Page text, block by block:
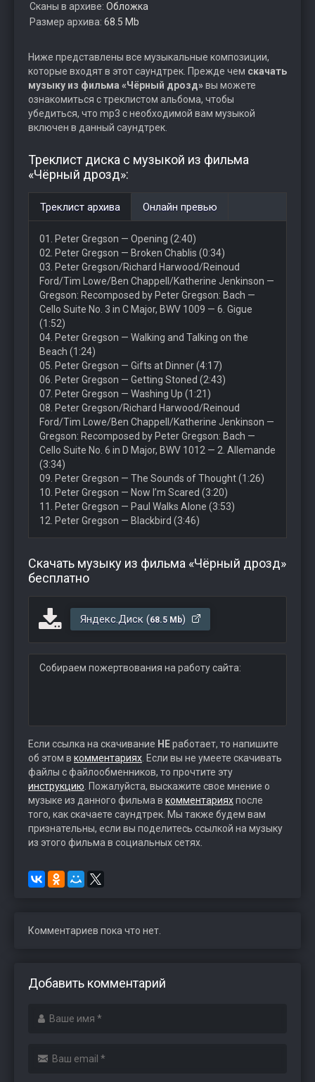
Сканы в архиве: Обложка
Размер архива: 68.5 Mb
Ниже представлены все музыкальные композиции,
которые входят в этот саундтрек. Прежде чем скачать
музыку из фильма «Чёрный дрозд»вы можете
ознакомиться с треклистом альбома, чтобы
убедиться, что mp3 с необходимой вам музыкой
включен в данный саундтрек.
Треклист диска с музыкой из фильма
«Чёрный дрозд»:
Треклист архива Онлайн превью
01. Peter Gregson — Opening (2:40)
02. Peter Gregson — Broken Chablis (0:34)
03. Peter Gregson/Richard Harwood/Reinoud
Ford/Tim Lowe/Ben Chappell/Katherine Jenkinson —
Gregson: Recomposed by Peter Gregson: Bach —
Cello Suite No. 3 in C Major, BWV 1009 — 6. Gigue
(1:52)
04. Peter Gregson — Walking and Talking on the
Beach (1:24)
05. Peter Gregson — Gifts at Dinner (4:17)
06. Peter Gregson — Getting Stoned (2:43)
07. Peter Gregson — Washing Up (1:21)
08. Peter Gregson/Richard Harwood/Reinoud
Ford/Tim Lowe/Ben Chappell/Katherine Jenkinson —
Gregson: Recomposed by Peter Gregson: Bach —
Cello Suite No. 6 in D Major, BWV 1012 — 2. Allemande
(3:34)
09. Peter Gregson — The Sounds of Thought (1:26)
10. Peter Gregson — Now I’m Scared (3:20)
11. Peter Gregson — Paul Walks Alone (3:53)
12. Peter Gregson — Blackbird (3:46)
Скачать музыку из фильма «Чёрный дрозд»
бесплатно
Яндекс.Диск (68.5 Mb)
Собираем пожертвования на работу сайта:
Если ссылка на скачивание НЕработает, то напишите
об этом в комментариях . Если вы не умеете скачивать
файлы с файлообменников, то прочтите эту
инструкцию . Пожалуйста, выскажите свое мнение о
музыке из данного фильма в комментарияхпосле
того, как скачаете саундтрек. Мы также будем вам
признательны, если вы поделитесь ссылкой на музыку
из этого фильма в социальных сетях.
Комментариев пока что нет.
Добавить комментарий